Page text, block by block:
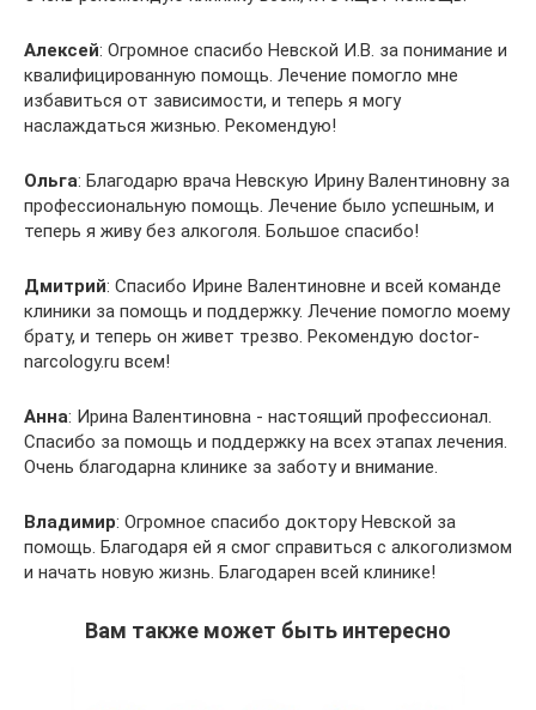
Алексей: Огромное спасибо Невской И.В. за понимание и
квалифицированную помощь. Лечение помогло мне
избавиться от зависимости, и теперь я могу
наслаждаться жизнью. Рекомендую!
Ольга: Благодарю врача Невскую Ирину Валентиновну за
профессиональную помощь. Лечение было успешным, и
теперь я живу без алкоголя. Большое спасибо!
Дмитрий: Спасибо Ирине Валентиновне и всей команде
клиники за помощь и поддержку. Лечение помогло моему
брату, и теперь он живет трезво. Рекомендую doctor-
narcology.ru всем!
Анна: Ирина Валентиновна - настоящий профессионал.
Спасибо за помощь и поддержку на всех этапах лечения.
Очень благодарна клинике за заботу и внимание.
Владимир: Огромное спасибо доктору Невской за
помощь. Благодаря ей я смог справиться с алкоголизмом
и начать новую жизнь. Благодарен всей клинике!
Вам также может быть интересно